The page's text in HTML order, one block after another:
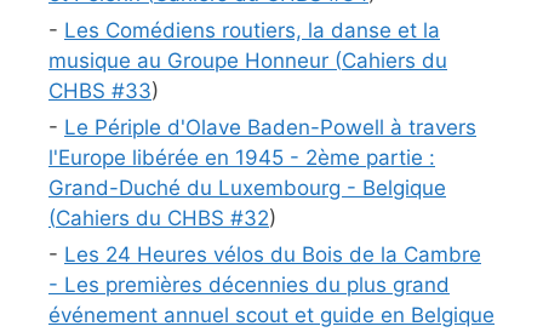
- Les Comédiens routiers, la danse et la
musique au Groupe Honneur (Cahiers du
CHBS #33)
- Le Périple d'Olave Baden-Powell à travers
l'Europe libérée en 1945 - 2ème partie :
Grand-Duché du Luxembourg - Belgique
(Cahiers du CHBS #32)
- Les 24 Heures vélos du Bois de la Cambre
- Les premières décennies du plus grand
événement annuel scout et guide en Belgique